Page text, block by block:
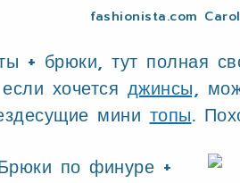
fashionista.com
+ брюки, тут полная
хочется джинсы,
минитопы.